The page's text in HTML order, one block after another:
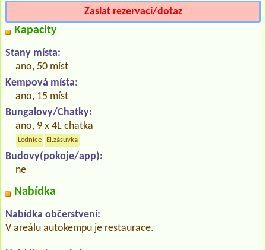
Zaslat rezervaci/dotaz
Kapacity
Stany místa:
ano, 50 míst
Kempová místa:
ano, 15 míst
Bungalovy/Chatky:
ano, 9 x 4L chatka
Lednice El.zásuvka
Budovy(pokoje/app):
ne
Nabídka
Nabídka občerstvení:
V areálu autokempu je restaurace.